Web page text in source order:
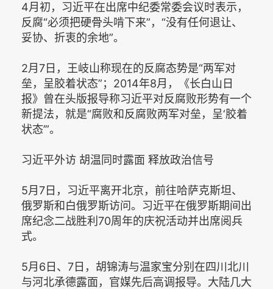
4月初，习近平在出席中纪委常委会议时表示，
反腐“必须把硬骨头啃下来”，“没有任何退让、
妥协、折衷的余地”。
2月7日，王岐山称现在的反腐态势是“两军对
垒，呈胶着状态”；2014年8月，《长白山日
报》曾在头版报导称习近平对反腐败形势有一个
新提法，就是“腐败和反腐败两军对垒，呈‘胶着
状态’”。
习近平外访 胡温同时露面 释放政治信号
5月7日，习近平离开北京，前往哈萨克斯坦、
俄罗斯和白俄罗斯访问。习近平在俄罗斯期间出
席纪念二战胜利70周年的庆祝活动并出席阅兵
式。
5月6日、7日，胡锦涛与温家宝分别在四川北川
与河北承德露面，官媒先后高调报导。大陆几大